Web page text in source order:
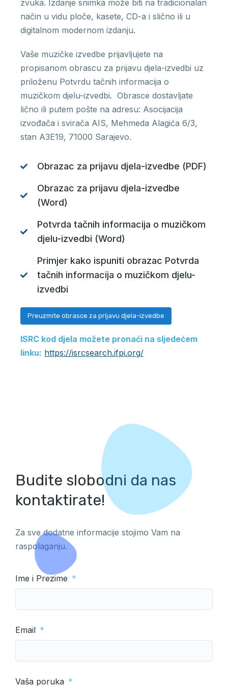
zvuka. Izdanje snimka može biti na tradicionalan
način u vidu ploče, kasete, CD-a i slično ili u
digitalnom modernom izdanju.
Vaše muzičke izvedbe prijavljujete na
propisanom obrascu za prijavu djela-izvedbi uz
priloženu Potvrdu tačnih informacija o
muzičkom djelu-izvedbi. Obrasce dostavljate
lično ili putem pošte na adresu: Asocijacija
izvođača i svirača AIS, Mehmeda Alagića 6/3,
stan A3E19, 71000 Sarajevo.
Obrazac za prijavu djela-izvedbe (PDF)
Obrazac za prijavu djela-izvedbe
(Word)
Potvrda tačnih informacija o muzičkom
djelu-izvedbi (Word)
Primjer kako ispuniti obrazac Potvrda
tačnih informacija o muzičkom djelu-
izvedbi
Preuzmite obrasce za prijavu djela-izvedbe
ISRC kod djela možete pronaći na sljedećem
linku: https://isrcsearch.ifpi.org/
Budite slobodni da nas
kontaktirate!
Za sve dodatne informacije stojimo Vam na
raspolaganju.
Ime i Prezime
Email
Vaša poruka